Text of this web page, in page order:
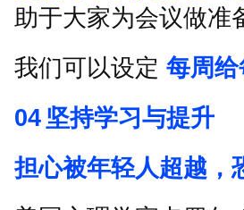
助于大家为会议做准
我们可以设定 每周给
04 坚持学习与提升
担心被年轻人超越，